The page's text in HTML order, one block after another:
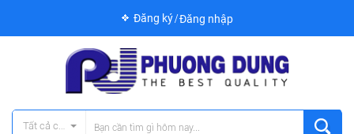
Đăng ký Đăng nhập
Tất cả các danh mục